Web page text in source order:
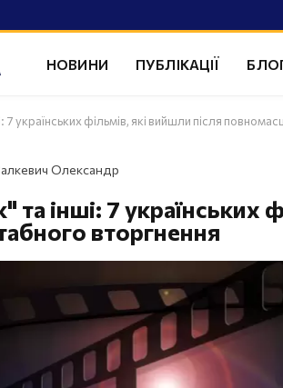
НОВИНИ ПУБЛІКАЦІЇ
українських фільмів, які вийшли після
Олександр
інші: 7 українських
вторгнення